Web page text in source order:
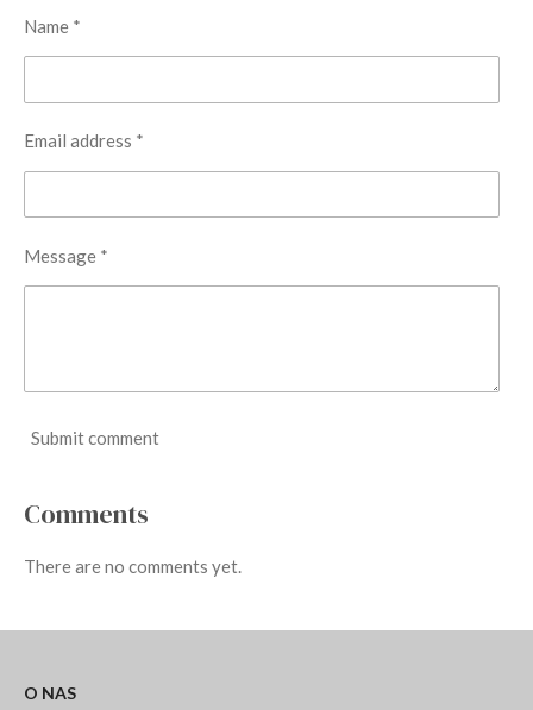
Name *
Email address *
Message *
Submit comment
Comments
There are no comments yet.
O NAS